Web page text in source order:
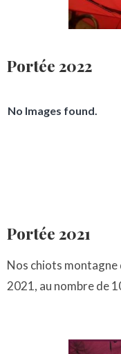
Portée 2022
No Images found.
Portée 2021
Nos chiots montagne
2021, au nombre de